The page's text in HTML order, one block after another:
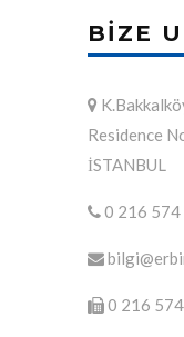
BIZE
Residence
İSTANBUL
0 216 574
0 216